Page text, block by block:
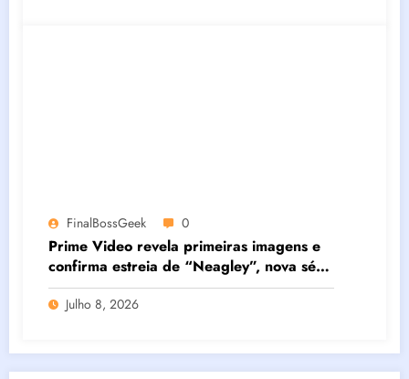
FinalBossGeek 0
Prime Video revela primeiras imagens e
confirma estreia de “Neagley”, nova série
derivada de Reacher estrelada por Maria
StenJulho 8, 2026